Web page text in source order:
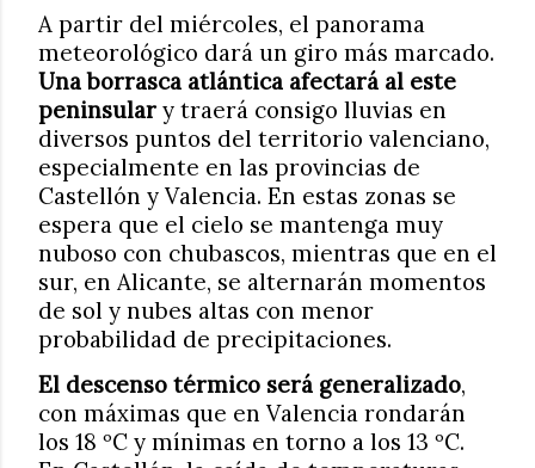
A partir del miércoles, el panorama
meteorológico dará un giro más marcado.
Una borrasca atlántica afectará al este
peninsular y traerá consigo lluvias en
diversos puntos del territorio valenciano,
especialmente en las provincias de
Castellón y Valencia. En estas zonas se
espera que el cielo se mantenga muy
nuboso con chubascos, mientras que en el
sur, en Alicante, se alternarán momentos
de sol y nubes altas con menor
probabilidad de precipitaciones.
El descenso térmico será generalizado,
con máximas que en Valencia rondarán
los 18 ºC y mínimas en torno a los 13 ºC.